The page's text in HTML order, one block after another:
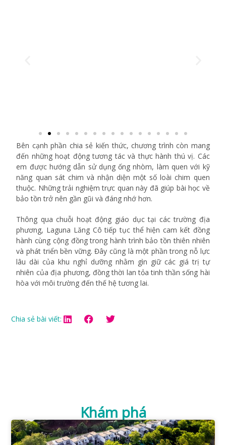
Bên cạnh phần chia sẻ kiến thức, chương trình còn mang
đến những hoạt động tương tác và thực hành thú vị. Các
em được hướng dẫn sử dụng ống nhòm, làm quen với kỹ
năng quan sát chim và nhận diện một số loài chim quen
thuộc. Những trải nghiệm trực quan này đã giúp bài học về
bảo tồn trở nên gần gũi và đáng nhớ hơn.
Thông qua chuỗi hoạt động giáo dục tại các trường địa
phương, Laguna Lăng Cô tiếp tục thể hiện cam kết đồng
hành cùng cộng đồng trong hành trình bảo tồn thiên nhiên
và phát triển bền vững. Đây cũng là một phần trong nỗ lực
lâu dài của khu nghỉ dưỡng nhằm gìn giữ các giá trị tự
nhiên của địa phương, đồng thời lan tỏa tinh thần sống hài
hòa với môi trường đến thế hệ tương lai.
Chia sẻ bài viết:
Khám phá